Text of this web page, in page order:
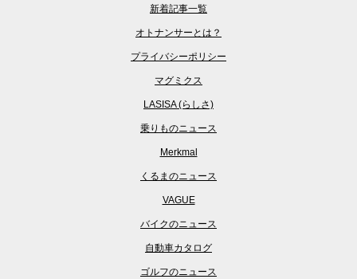
新着記事一覧
オトナンサーとは？
プライバシーポリシー
マグミクス
LASISA (らしさ)
乗りものニュース
Merkmal
くるまのニュース
VAGUE
バイクのニュース
自動車カタログ
ゴルフのニュース